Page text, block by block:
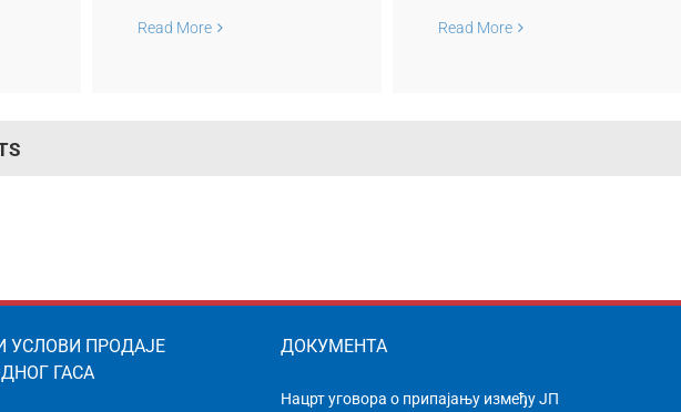
на
Read More
У понедељак, 30.
Read More
УСЛОВИ ПРОДАЈЕ
ГАСА
ДОКУМЕНТА
Нацрт уговора о припајању између ЈП